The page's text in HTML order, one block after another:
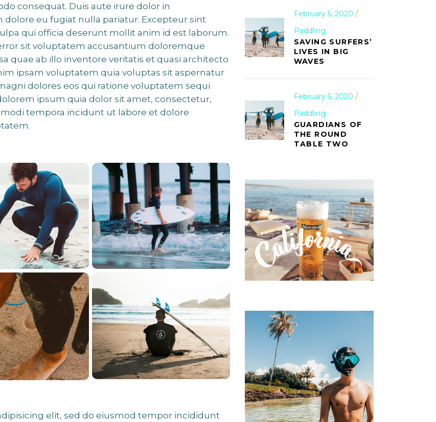
consequat. Duis aute irure dolor in
eu fugiat nulla pariatur. Excepteur sint
qui officia deserunt mollit anim id est laborum.
sit voluptatem accusantium doloremque
quae ab illo inventore veritatis et quasi architecto
ipsam voluptatem quia voluptas sit aspernatur
dolores eos qui ratione voluptatem sequi
ipsum quia dolor sit amet, consectetur,
tempora incidunt ut labore et dolore
elit, sed do eiusmod tempor incididunt
February 5, 2020
Paddling
SAVING SURFERS’
LIVES IN BIG
WAVES
February 5, 2020
Paddling
GUARDIANS OF
THE ROUND
TABLE TWO